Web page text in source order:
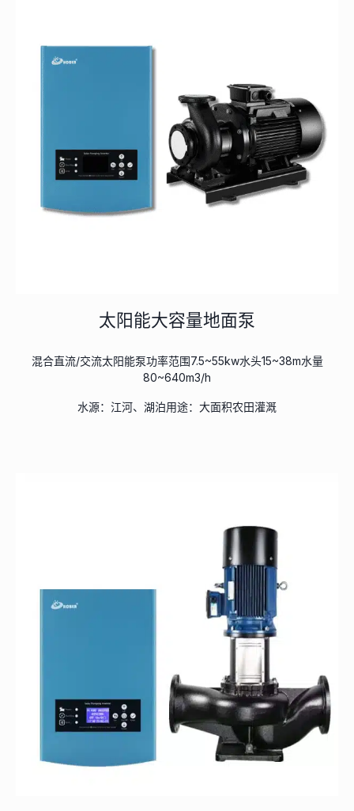
太阳能大容量地面泵
混合直流/交流太阳能泵功率范围7.5~55kw水头15~38m水量
80~640m3/h
水源：江河、湖泊用途：大面积农田灌溉